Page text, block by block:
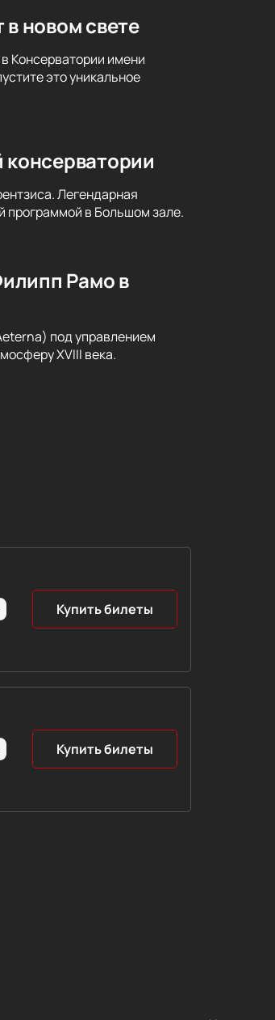
новом свете
Консерватории имени
это уникальное
Легендарная
программой в Большом зале.
Рамо в
под управлением
XVIII века.
Купить билеты
Купить билеты